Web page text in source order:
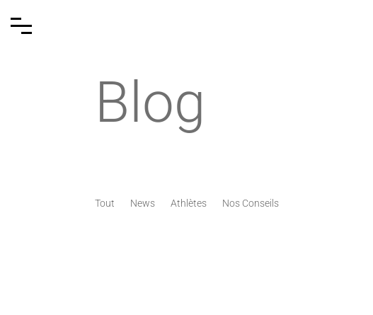
Blog
Tout News Athlètes Nos Conseils